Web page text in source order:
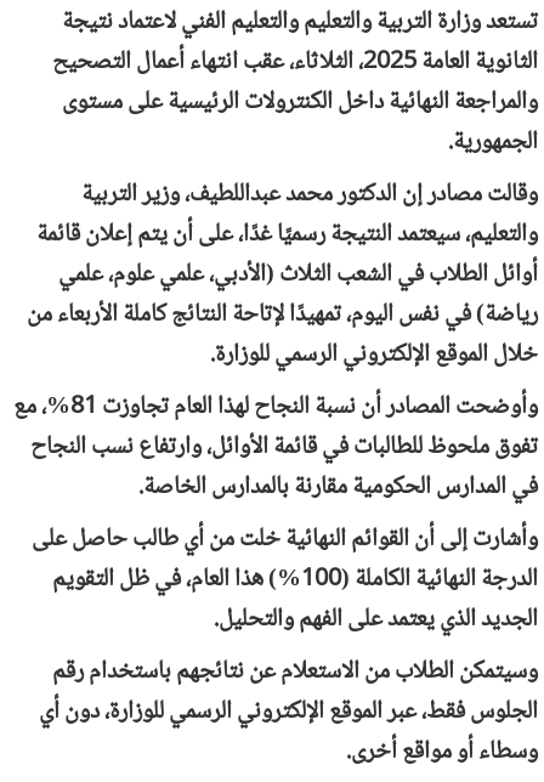
تستعد وزارة التربية والتعليم والتعليم الفني لاعتماد نتيجة
الثانوية العامة 2025، الثلاثاء، عقب انتهاء أعمال التصحيح
والمراجعة النهائية داخل الكنترولات الرئيسية على مستوى
الجمهورية.
وقالت مصادر إن الدكتور محمد عبداللطيف، وزير التربية
والتعليم، سيعتمد النتيجة رسميًا غدًا، على أن يتم إعلان قائمة
أوائل الطلاب في الشعب الثلاث (الأدبي، علمي علوم، علمي
رياضة) في نفس اليوم، تمهيدًا لإتاحة النتائج كاملة الأربعاء من
خلال الموقع الإلكتروني الرسمي للوزارة.
وأوضحت المصادر أن نسبة النجاح لهذا العام تجاوزت 81%، مع
تفوق ملحوظ للطالبات في قائمة الأوائل، وارتفاع نسب النجاح
في المدارس الحكومية مقارنة بالمدارس الخاصة.
وأشارت إلى أن القوائم النهائية خلت من أي طالب حاصل على
الدرجة النهائية الكاملة (100%) هذا العام، في ظل التقويم
الجديد الذي يعتمد على الفهم والتحليل.
وسيتمكن الطلاب من الاستعلام عن نتائجهم باستخدام رقم
الجلوس فقط، عبر الموقع الإلكتروني الرسمي للوزارة، دون أي
وسطاء أو مواقع أخرى.